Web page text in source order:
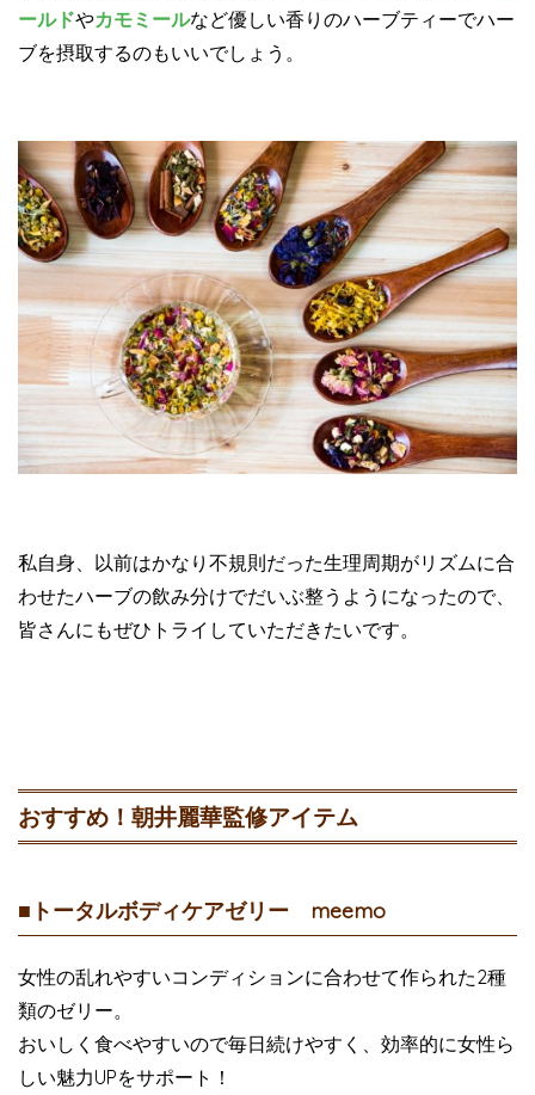
ールドやカモミールなど優しい香りのハーブティーでハー
ブを摂取するのもいいでしょう。
私自身、以前はかなり不規則だった生理周期がリズムに合
わせたハーブの飲み分けでだいぶ整うようになったので、
皆さんにもぜひトライしていただきたいです。
おすすめ！朝井麗華監修アイテム
■トータルボディケアゼリー meemo
女性の乱れやすいコンディションに合わせて作られた2種
類のゼリー。
おいしく食べやすいので毎日続けやすく、効率的に女性ら
しい魅力UPをサポート！